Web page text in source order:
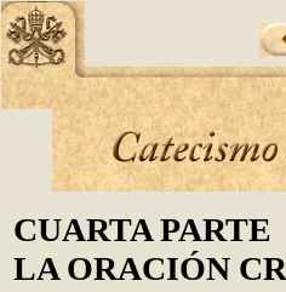
CUARTA PARTE
LA ORACIÓN